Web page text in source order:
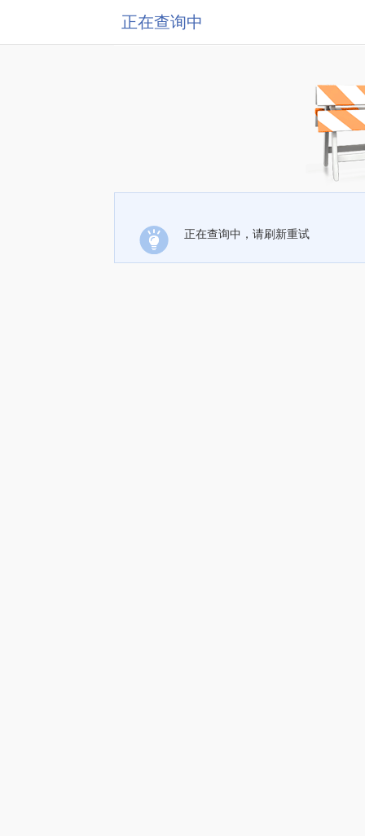
正在查询中
正在查询中，请刷新重试